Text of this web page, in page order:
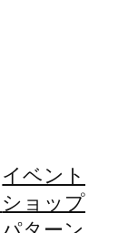
イベント
ショップ